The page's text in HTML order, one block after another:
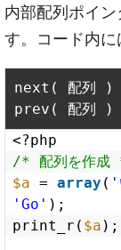
内部配列ポイ
す。コード内に
next( 配列 )
<?php
/* 配列を作
$a = array ( '
'Go' );
print_r( $a );